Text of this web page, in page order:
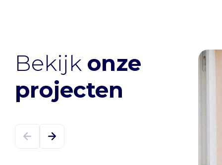
Bekijk onze
projecten